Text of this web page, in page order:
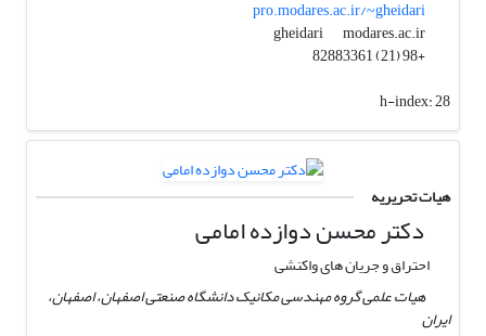
pro.modares.ac.ir/~gheidari
gheidari
modares.ac.ir
+98 (21) 82883361
h-index:28
هیات تحریریه
دکتر محسن دوازده امامی
احتراق و جریان های واکنشی
هیات علمی گروه مهندسی مکانیک دانشگاه صنعتی اصفهان، اصفهان،
ایران